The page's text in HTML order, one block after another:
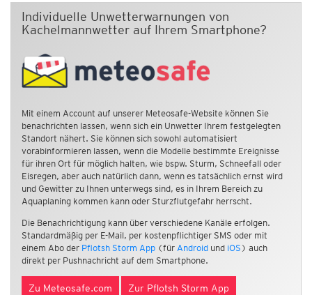
Individuelle Unwetterwarnungen von
Kachelmannwetter auf Ihrem Smartphone?
Mit einem Account auf unserer Meteosafe-Website können Sie
benachrichten lassen, wenn sich ein Unwetter Ihrem festgelegten
Standort nähert. Sie können sich sowohl automatisiert
vorabinformieren lassen, wenn die Modelle bestimmte Ereignisse
für ihren Ort für möglich halten, wie bspw. Sturm, Schneefall oder
Eisregen, aber auch natürlich dann, wenn es tatsächlich ernst wird
und Gewitter zu Ihnen unterwegs sind, es in Ihrem Bereich zu
Aquaplaning kommen kann oder Sturzflutgefahr herrscht.
Die Benachrichtigung kann über verschiedene Kanäle erfolgen.
Standardmäßig per E-Mail, per kostenpflichtiger SMS oder mit
einem Abo der Pflotsh Storm App (für Android und iOS ) auch
direkt per Pushnachricht auf dem Smartphone.
Zu Meteosafe.com Zur Pflotsh Storm App